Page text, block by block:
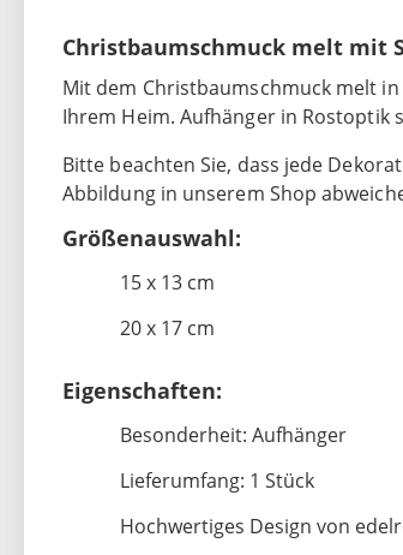
Christbaumschmuck melt mit
Mit dem Christbaumschmuck melt
Ihrem Heim. Aufhänger in Rostoptik
Bitte beachten Sie, dass jede
Abbildung in unserem Shop
Größenauswahl:
15 x 13 cm
20 x 17 cm
Eigenschaften:
Besonderheit: Aufhänger
Lieferumfang: 1 Stück
Hochwertiges Design von